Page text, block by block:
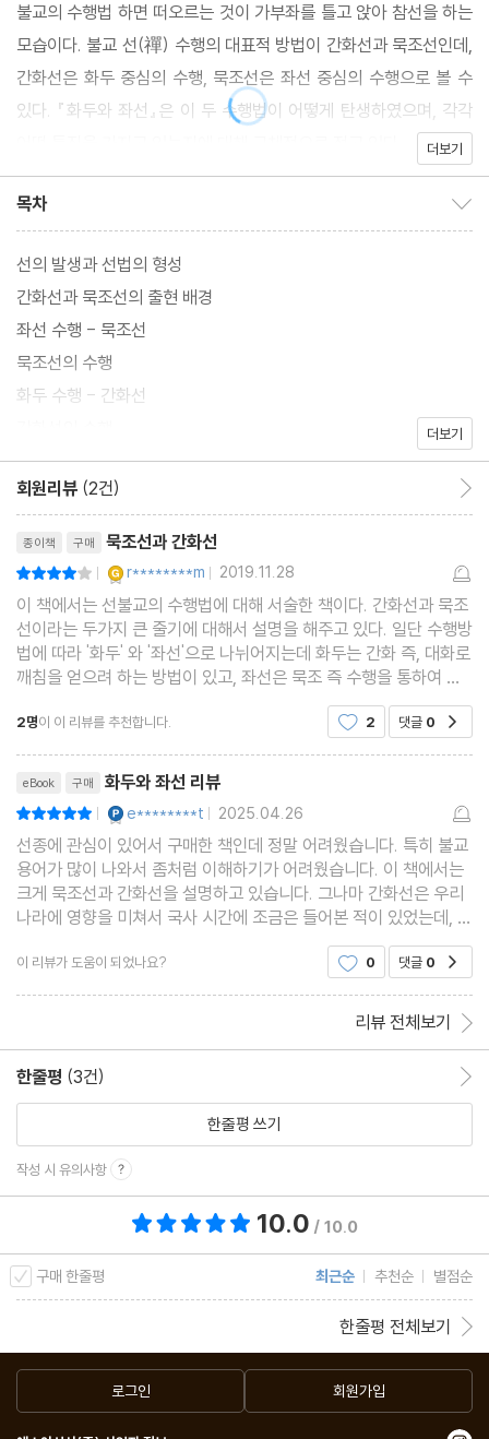
불교의 수행법 하면 떠오르는 것이 가부좌를 틀고 앉아 참선을 하는
모습이다. 불교 선(禪) 수행의 대표적 방법이 간화선과 묵조선인데,
간화선은 화두 중심의 수행, 묵조선은 좌선 중심의 수행으로 볼 수
있다. 『화두와 좌선』은 이 두 수행법이 어떻게 탄생하였으며, 각각
더보기
목차
선의 발생과 선법의 형성
간화선과 묵조선의 출현 배경
좌선 수행 - 묵조선
묵조선의 수행
화두 수행 - 간화선
더보기
회원리뷰 (2건)
종이책 구매 묵조선과 간화선
| r********m | 2019.11.28
이 책에서는 선불교의 수행법에 대해 서술한 책이다. 간화선과 묵조
선이라는 두가지 큰 줄기에 대해서 설명을 해주고 있다. 일단 수행방
법에 따라 '화두' 와 '좌선'으로 나뉘어지는데 화두는 간화 즉, 대화로
깨침을 얻으려 하는 방법이 있고, 좌선은 묵조 즉 수행을 통하여 깨
침을 강조하는 방법이 있다. 선불교에 대한 여러가지 용어들이 있
다. 마음이 곧 부처라는 즉심시불의 관점
2명이 이 리뷰를 추천합니다. 2 댓글 0
eBook 구매 화두와 좌선 리뷰
| e********t | 2025.04.26
선종에 관심이 있어서 구매한 책인데 정말 어려웠습니다. 특히 불교
용어가 많이 나와서 좀처럼 이해하기가 어려웠습니다. 이 책에서는
크게 묵조선과 간화선을 설명하고 있습니다. 그나마 간화선은 우리
나라에 영향을 미쳐서 국사 시간에 조금은 들어본 적이 있었는데, 묵
조선은 배경지식이 전혀 없어서 정말 이해하기 어려웠습니다. 그래
도 다 읽고나서 느낀 점이 있으니 그동안 선종
이 리뷰가 도움이 되었나요? 0 댓글 0
리뷰 전체보기
한줄평 (3건)
한줄평 쓰기
작성 시 유의사항
10.0 / 10.0
구매 한줄평 최근순 추천순 별점순
한줄평 전체보기
로그인 회원가입